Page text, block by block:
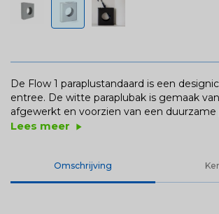
De Flow 1 paraplustandaard is een
entree. De witte paraplubak is gemaak
afgewerkt en voorzien van een
Lees meer play_arrow
Omschrijving